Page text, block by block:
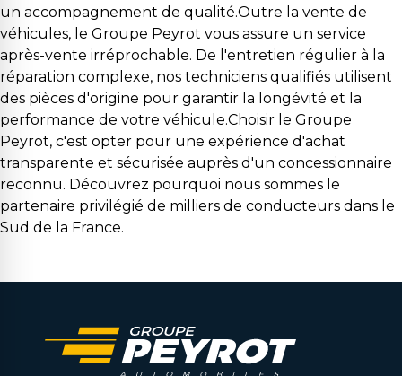
un accompagnement de qualité.Outre la vente de
véhicules, le Groupe Peyrot vous assure un service
après-vente irréprochable. De l'entretien régulier à la
réparation complexe, nos techniciens qualifiés utilisent
des pièces d'origine pour garantir la longévité et la
performance de votre véhicule.Choisir le Groupe
Peyrot, c'est opter pour une expérience d'achat
transparente et sécurisée auprès d'un concessionnaire
reconnu. Découvrez pourquoi nous sommes le
partenaire privilégié de milliers de conducteurs dans le
Sud de la France.